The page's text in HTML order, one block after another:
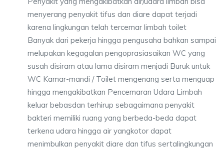
menyerang penyakit tifus dan diare dapat terjadi
karena lingkungan telah tercemar limbah toilet
Banyak dari pekerja hingga pengusaha bahkan sampai
melupakan kegagalan pengoprasiasaikan WC yang
susah disiram atau lama disiram menjadi Buruk untuk
WC Kamar-mandi / Toilet mengenang serta menguap
hingga mengakibatkan Pencemaran Udara Limbah
keluar bebasdan terhirup sebagaimana penyakit
bakteri memiliki ruang yang berbeda-beda dapat
terkena udara hingga air yangkotor dapat
menimbulkan penyakit diare dan tifus sertalingkungan